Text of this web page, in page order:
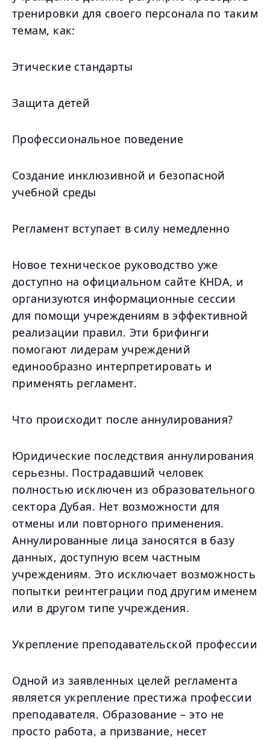
тренировки для своего персонала по таким
темам, как:
Этические стандарты
Защита детей
Профессиональное поведение
Создание инклюзивной и безопасной
учебной среды
Регламент вступает в силу немедленно
Новое техническое руководство уже
доступно на официальном сайте KHDA, и
организуются информационные сессии
для помощи учреждениям в эффективной
реализации правил. Эти брифинги
помогают лидерам учреждений
единообразно интерпретировать и
применять регламент.
Что происходит после аннулирования?
Юридические последствия аннулирования
серьезны. Пострадавший человек
полностью исключен из образовательного
сектора Дубая. Нет возможности для
отмены или повторного применения.
Аннулированные лица заносятся в базу
данных, доступную всем частным
учреждениям. Это исключает возможность
попытки реинтеграции под другим именем
или в другом типе учреждения.
Укрепление преподавательской профессии
Одной из заявленных целей регламента
является укрепление престижа профессии
преподавателя. Образование – это не
просто работа, а призвание, несет